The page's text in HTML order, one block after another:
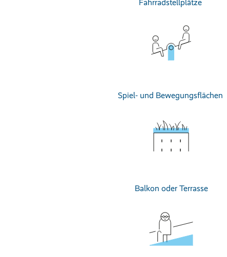
Fahrradstellplätze
Spiel- und Bewegungsflächen
Balkon oder Terrasse